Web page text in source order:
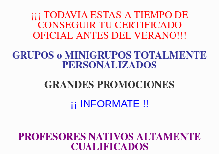
¡¡¡ TODAVIA ESTAS A TIEMPO DE
CONSEGUIR TU CERTIFICADO
OFICIAL ANTES DEL VERANO!!!
GRUPOS o MINIGRUPOS TOTALMENTE
PERSONALIZADOS
GRANDES PROMOCIONES
¡¡ INFORMATE !!
PROFESORES NATIVOS ALTAMENTE
CUALIFICADOS